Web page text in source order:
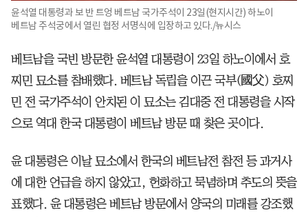
윤석열 대통령과 보 반 트엉 베트남 국가주석이 23일(현지시간) 하노이
베트남 주석궁에서 열린 협정 서명식에 입장하고 있다./뉴시스
베트남을 국빈 방문한 윤석열 대통령이 23일 하노이에서 호
찌민 묘소를 참배했다. 베트남 독립을 이끈 국부(國父) 호찌
민 전 국가주석이 안치된 이 묘소는 김대중 전 대통령을 시작
으로 역대 한국 대통령이 베트남 방문 때 찾은 곳이다.
윤 대통령은 이날 묘소에서 한국의 베트남전 참전 등 과거사
에 대한 언급을 하지 않았고, 헌화하고 묵념하며 추도의 뜻을
표했다. 윤 대통령은 베트남 방문에서 양국의 미래를 강조했